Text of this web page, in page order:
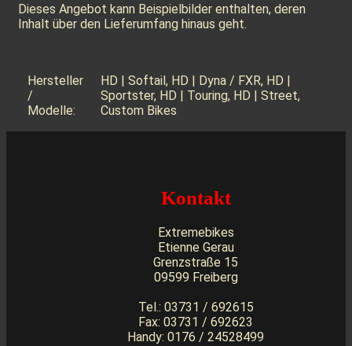
Dieses Angebot kann Beispielbilder enthalten, deren
Inhalt über den Lieferumfang hinaus geht.
Hersteller
/
Modelle:
HD | Softail, HD | Dyna / FXR, HD |
Sportster, HD | Touring, HD | Street,
Custom Bikes
Kontakt
Extremebikes
Etienne Gerau
Grenzstraße 15
09599 Freiberg
Tel.: 03731 / 692615
Fax: 03731 / 692623
Handy: 0176 / 24528499